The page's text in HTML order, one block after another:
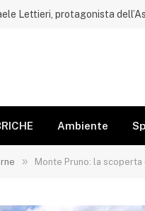
Ambiente
» Monte Pruno: la